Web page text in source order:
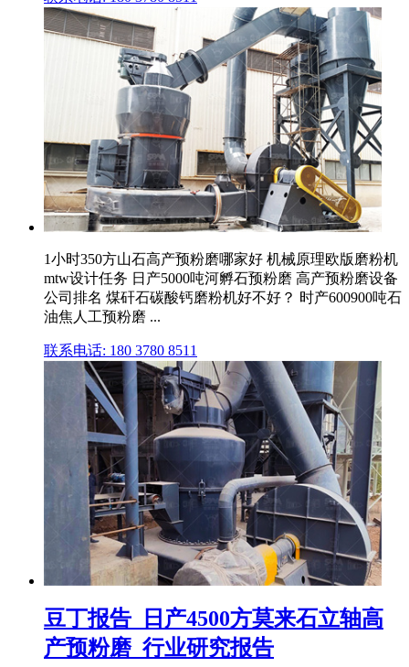
1小时350方山石高产预粉磨哪家好 机械原理欧版磨粉机
mtw设计任务 日产5000吨河孵石预粉磨 高产预粉磨设备
公司排名 煤矸石碳酸钙磨粉机好不好？ 时产600900吨石
油焦人工预粉磨 ...
联系电话: 180 3780 8511
豆丁报告_日产4500方莫来石立轴高
产预粉磨_行业研究报告